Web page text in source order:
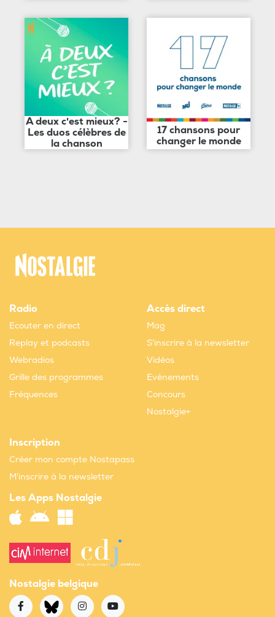
A deux c'est mieux? -
Les duos célèbres de
la chanson
17 chansons pour
changer le monde
Radio
Ecouter en direct
Replay et podcasts
Webradios
Grille des programmes
Fréquences
Accès direct
Mag
S'inscrire à la newsletter
Vidéos
Evènements
Concours
Nostalgie+
Inscription
Créer mon compte Nostapass
M'inscrire à la newsletter
Les Apps Nostalgie
Nostalgie belgique